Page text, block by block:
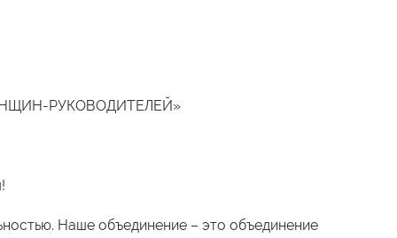
РУКОВОДИТЕЛЕЙ»
Наше объединение – это объединение